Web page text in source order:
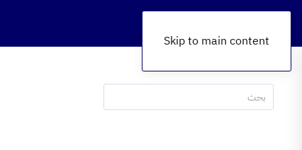
Skip to main content